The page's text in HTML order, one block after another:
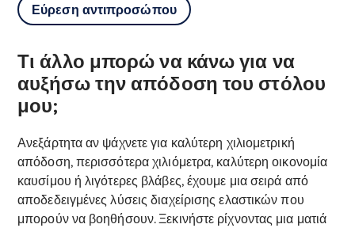
Εύρεση αντιπροσώπου
Τι άλλο μπορώ να κάνω για να
αυξήσω την απόδοση του στόλου
μου;
Ανεξάρτητα αν ψάχνετε για καλύτερη χιλιομετρική
απόδοση, περισσότερα χιλιόμετρα, καλύτερη οικονομία
καυσίμου ή λιγότερες βλάβες, έχουμε μια σειρά από
αποδεδειγμένες λύσεις διαχείρισης ελαστικών που
μπορούν να βοηθήσουν. Ξεκινήστε ρίχνοντας μια ματιά